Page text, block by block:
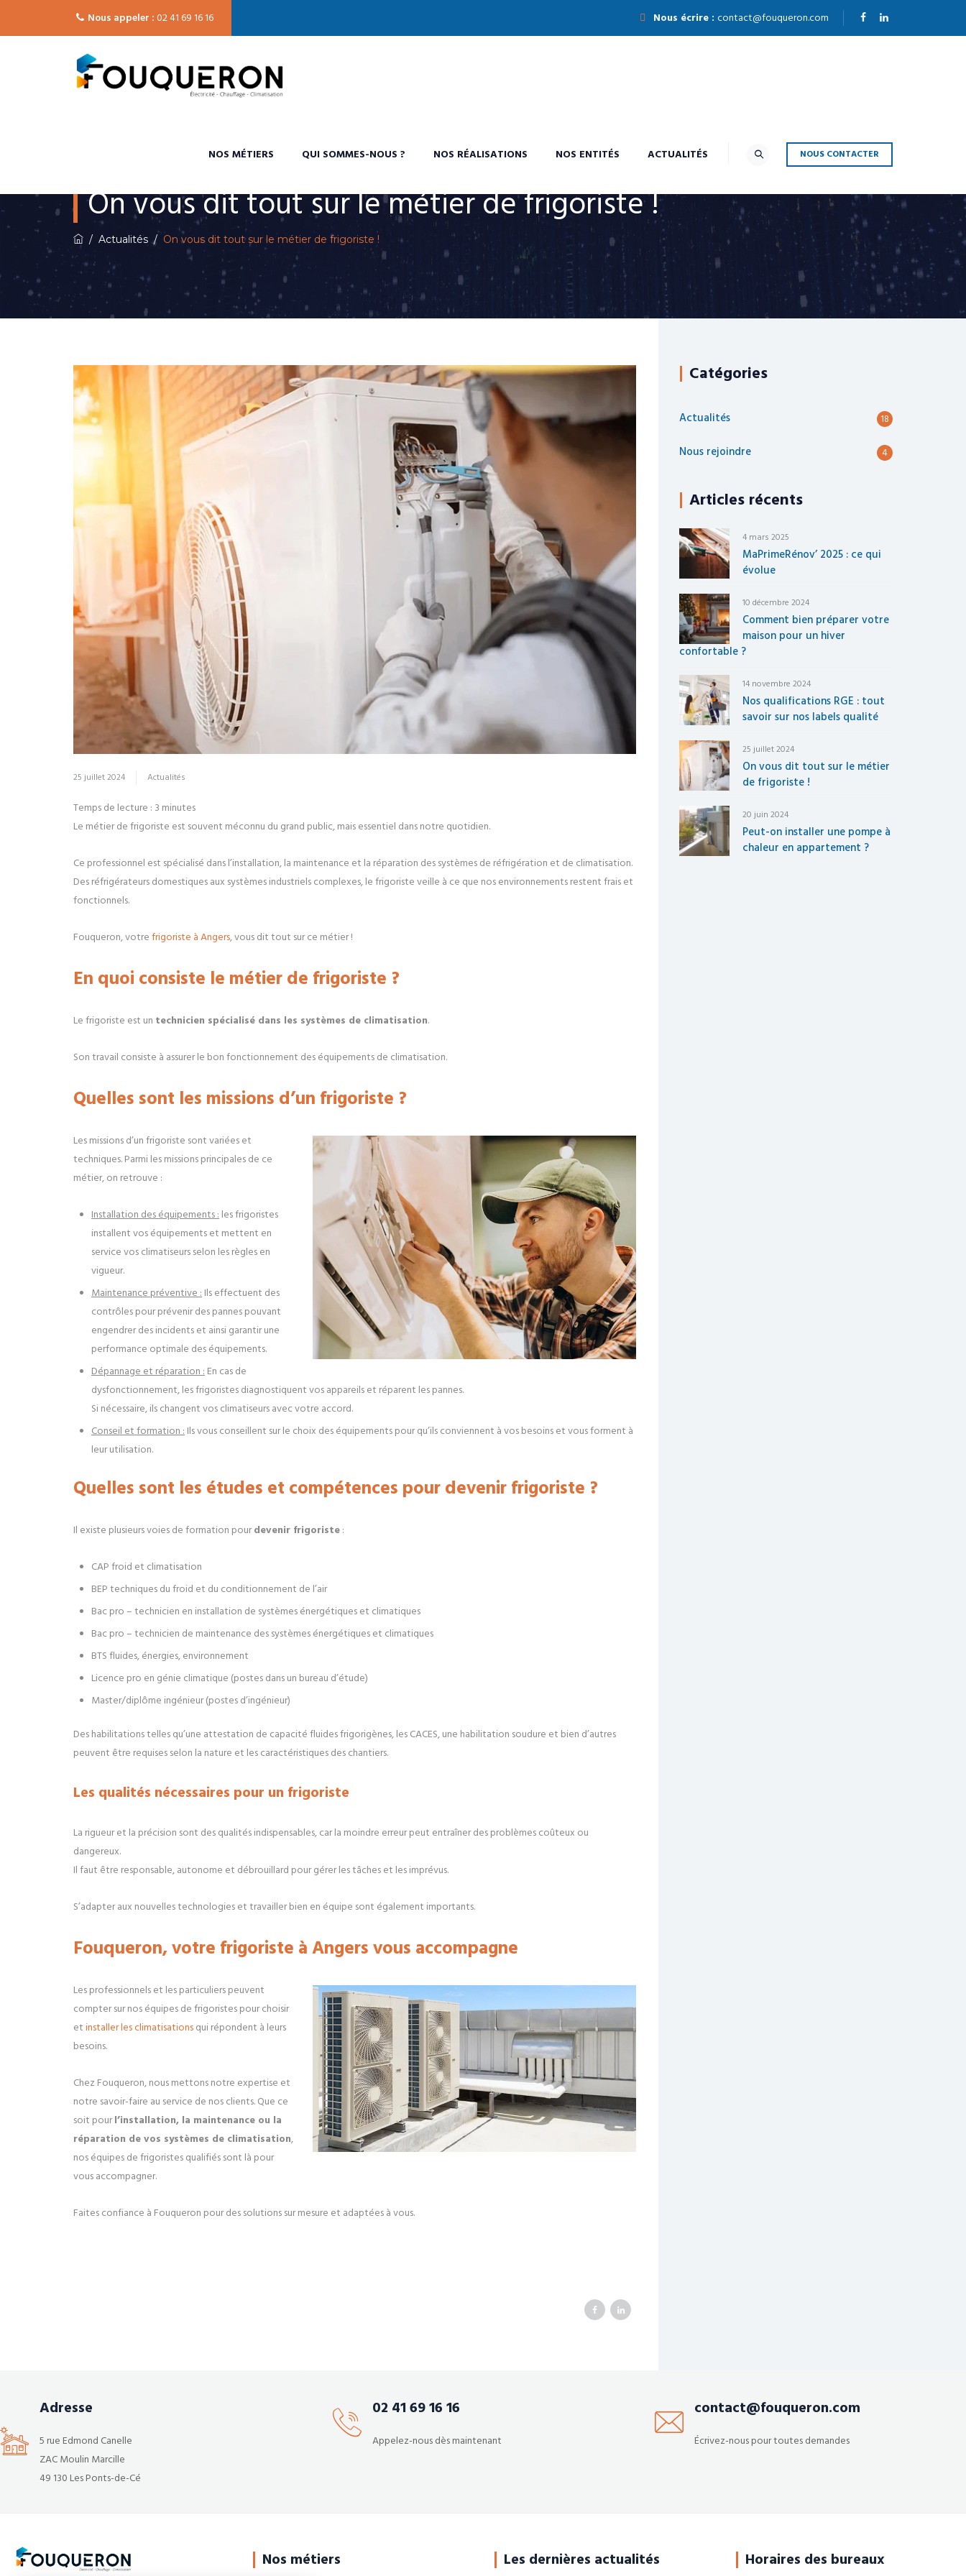
Nous appeler : 02 41 69 16 16 Nous écrire : contact@fouqueron.com
NOUS CONTACTER
NOS MÉTIERS QUI SOMMES-NOUS ? NOS RÉALISATIONS NOS ENTITÉS ACTUALITÉS
On vous dit tout sur le métier de frigoriste !
/ Actualités / On vous dit tout sur le métier de frigoriste !
25 juillet 2024 Actualités
Temps de lecture : 3 minutes
Le métier de frigoriste est souvent méconnu du grand public, mais essentiel dans notre quotidien.
Ce professionnel est spécialisé dans l’installation, la maintenance et la réparation des systèmes de réfrigération et de climatisation.
Des réfrigérateurs domestiques aux systèmes industriels complexes, le frigoriste veille à ce que nos environnements restent frais et
fonctionnels.
Fouqueron, votre frigoriste à Angers, vous dit tout sur ce métier !
En quoi consiste le métier de frigoriste ?
Le frigoriste est un technicien spécialisé dans les systèmes de climatisation.
Son travail consiste à assurer le bon fonctionnement des équipements de climatisation.
Quelles sont les missions d’un frigoriste ?
Les missions d’un frigoriste sont variées et
techniques. Parmi les missions principales de ce
métier, on retrouve :
Installation des équipements : les frigoristes
installent vos équipements et mettent en
service vos climatiseurs selon les règles en
vigueur.
Maintenance préventive : Ils effectuent des
contrôles pour prévenir des pannes pouvant
engendrer des incidents et ainsi garantir une
performance optimale des équipements.
Dépannage et réparation : En cas de
dysfonctionnement, les frigoristes diagnostiquent vos appareils et réparent les pannes.
Si nécessaire, ils changent vos climatiseurs avec votre accord.
Conseil et formation : Ils vous conseillent sur le choix des équipements pour qu’ils conviennent à vos besoins et vous forment à
leur utilisation.
Quelles sont les études et compétences pour devenir frigoriste ?
Il existe plusieurs voies de formation pourdevenir frigoriste :
CAP froid et climatisation
BEP techniques du froid et du conditionnement de l’air
Bac pro – technicien en installation de systèmes énergétiques et climatiques
Bac pro – technicien de maintenance des systèmes énergétiques et climatiques
BTS fluides, énergies, environnement
Licence pro en génie climatique (postes dans un bureau d’étude)
Master/diplôme ingénieur (postes d’ingénieur)
Des habilitations telles qu’une attestation de capacité fluides frigorigènes, les CACES, une habilitation soudure et bien d’autres
peuvent être requises selon la nature et les caractéristiques des chantiers.
Les qualités nécessaires pour un frigoriste
La rigueur et la précision sont des qualités indispensables, car la moindre erreur peut entraîner des problèmes coûteux ou
dangereux.
Il faut être responsable, autonome et débrouillard pour gérer les tâches et les imprévus.
S’adapter aux nouvelles technologies et travailler bien en équipe sont également importants.
Fouqueron, votre frigoriste à Angers vous accompagne
Les professionnels et les particuliers peuvent
compter sur nos équipes de frigoristes pour choisir
et installer les climatisations qui répondent à leurs
besoins.
Chez Fouqueron, nous mettons notre expertise et
notre savoir-faire au service de nos clients. Que ce
soit pourl’installation, la maintenance ou la
réparation de vos systèmes de climatisation,
nos équipes de frigoristes qualifiés sont là pour
vous accompagner.
Faites confiance à Fouqueron pour des solutions sur mesure et adaptées à vous.
Catégories
Actualités 18
Nous rejoindre 4
Articles récents
4 mars 2025
MaPrimeRénov’ 2025 : ce qui
évolue
10 décembre 2024
Comment bien préparer votre
maison pour un hiver
confortable ?
14 novembre 2024
Nos qualifications RGE : tout
savoir sur nos labels qualité
25 juillet 2024
On vous dit tout sur le métier
de frigoriste !
20 juin 2024
Peut-on installer une pompe à
chaleur en appartement ?
Adresse
5 rue Edmond Canelle
ZAC Moulin Marcille
49 130 Les Ponts-de-Cé
02 41 69 16 16
Appelez-nous dès maintenant
contact@fouqueron.com
Écrivez-nous pour toutes demandes
Nos métiers Les dernières actualités Horaires des bureaux